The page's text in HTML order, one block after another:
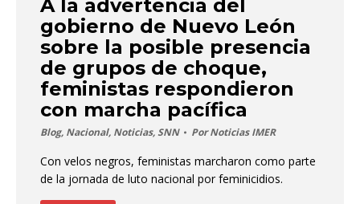
A la advertencia del
gobierno de Nuevo León
sobre la posible presencia
de grupos de choque,
feministas respondieron
con marcha pacífica
Blog, Nacional, Noticias,SNN PorNoticias IMER
Con velos negros, feministas marcharon como parte
de la jornada de luto nacional por feminicidios.